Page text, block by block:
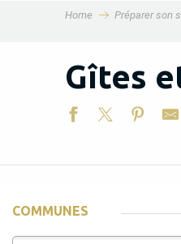
Home Préparer son
Gîtes
COMMUNES